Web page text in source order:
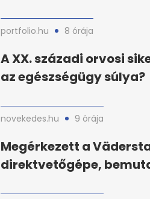
portfolio.hu 8 órája
A XX. századi orvosi
az egészségügy súlya?
novekedes.hu 9 órája
Megérkezett a
direktvetőgépe,